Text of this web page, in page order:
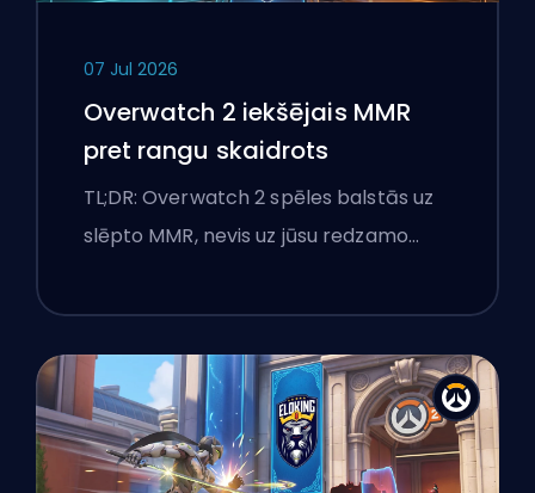
07 Jul 2026
Overwatch 2 iekšējais MMR
pret rangu skaidrots
TL;DR: Overwatch 2 spēles balstās uz
slēpto MMR, nevis uz jūsu redzamo…